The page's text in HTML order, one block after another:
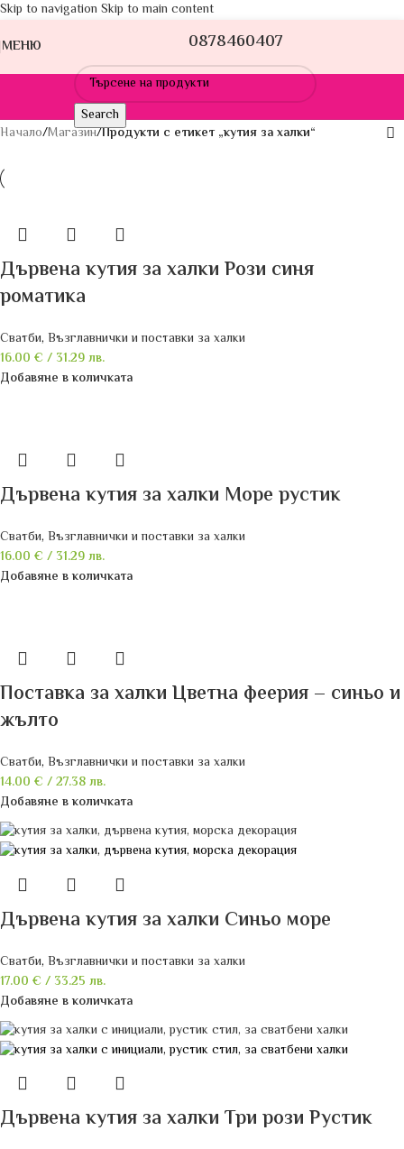
Skip to navigation Skip to main content
МЕНЮ
0878460407
Search
Начало/Магазин/Продукти с етикет „кутия за халки“
Дървена кутия за халки Рози синя
роматика
Сватби, Възглавнички и поставки за халки
16.00 €/ 31.29 лв.
Добавяне в количката
Дървена кутия за халки Море рустик
Сватби, Възглавнички и поставки за халки
16.00 €/ 31.29 лв.
Добавяне в количката
Поставка за халки Цветна феерия – синьо и
жълто
Сватби, Възглавнички и поставки за халки
14.00 €/ 27.38 лв.
Добавяне в количката
Дървена кутия за халки Синьо море
Сватби, Възглавнички и поставки за халки
17.00 €/ 33.25 лв.
Добавяне в количката
Дървена кутия за халки Три рози Рустик